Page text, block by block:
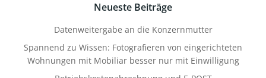
Neueste Beiträge
Datenweitergabe an die Konzernmutter
Spannend zu Wissen: Fotografieren von eingerichteten
Wohnungen mit Mobiliar besser nur mit Einwilligung